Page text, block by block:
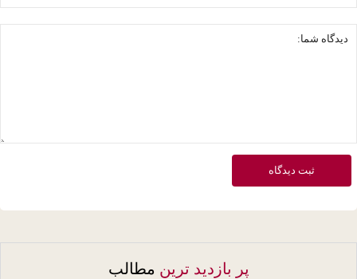
ثبت دیدگاه
پر بازدید ترینمطالب